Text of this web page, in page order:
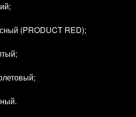
(PRODUCT RED);